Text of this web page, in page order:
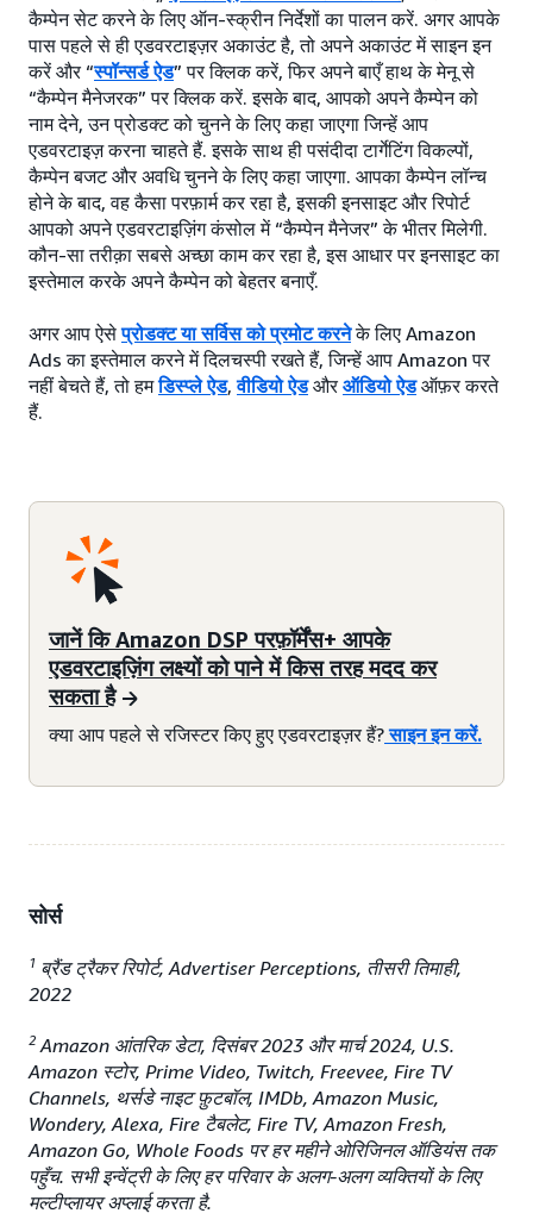
कैम्पेन सेट करने के लिए ऑन-स्क्रीन निर्देशों का पालन करें. अगर आपके
पास पहले से ही एडवरटाइज़र अकाउंट है, तो अपने अकाउंट में साइन इन
करें और “स्पॉन्सर्ड ऐड” पर क्लिक करें, फिर अपने बाएँ हाथ के मेनू से
“कैम्पेन मैनेजरक” पर क्लिक करें. इसके बाद, आपको अपने कैम्पेन को
नाम देने, उन प्रोडक्ट को चुनने के लिए कहा जाएगा जिन्हें आप
एडवरटाइज़ करना चाहते हैं. इसके साथ ही पसंदीदा टार्गेटिंग विकल्पों,
कैम्पेन बजट और अवधि चुनने के लिए कहा जाएगा. आपका कैम्पेन लॉन्च
होने के बाद, वह कैसा परफ़ार्म कर रहा है, इसकी इनसाइट और रिपोर्ट
आपको अपने एडवरटाइज़िंग कंसोल में “कैम्पेन मैनेजर” के भीतर मिलेगी.
कौन-सा तरीक़ा सबसे अच्छा काम कर रहा है, इस आधार पर इनसाइट का
इस्तेमाल करके अपने कैम्पेन को बेहतर बनाएँ.
अगर आप ऐसेप्रोडक्ट या सर्विस को प्रमोट करनेके लिए Amazon
Ads का इस्तेमाल करने में दिलचस्पी रखते हैं, जिन्हें आप Amazon पर
नहीं बेचते हैं, तो हमडिस्प्ले ऐड,वीडियो ऐडऔरऑडियो ऐडऑफ़र करते
हैं.
जानें कि Amazon DSP परफ़ॉर्मेंस+ आपके
एडवरटाइज़िंग लक्ष्यों को पाने में किस तरह मदद कर
सकता है
क्या आप पहले से रजिस्टर किए हुए एडवरटाइज़र हैं? साइन इन करें.
सोर्स
1 ब्रैंड ट्रैकर रिपोर्ट, Advertiser Perceptions, तीसरी तिमाही,
2022
2 Amazon आंतरिक डेटा, दिसंबर 2023 और मार्च 2024, U.S.
Amazon स्टोर, Prime Video, Twitch, Freevee, Fire TV
Channels, थर्सडे नाइट फ़ुटबॉल, IMDb, Amazon Music,
Wondery, Alexa, Fire टैबलेट, Fire TV, Amazon Fresh,
Amazon Go, Whole Foods पर हर महीने ओरिजिनल ऑडियंस तक
पहुँच. सभी इन्वेंट्री के लिए हर परिवार के अलग-अलग व्यक्तियों के लिए
मल्टीप्लायर अप्लाई करता है.